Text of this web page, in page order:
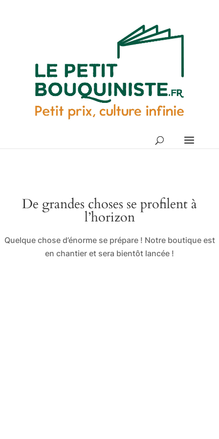
De grandes choses se profilent à
l’horizon
Quelque chose d’énorme se prépare ! Notre boutique est
en chantier et sera bientôt lancée !